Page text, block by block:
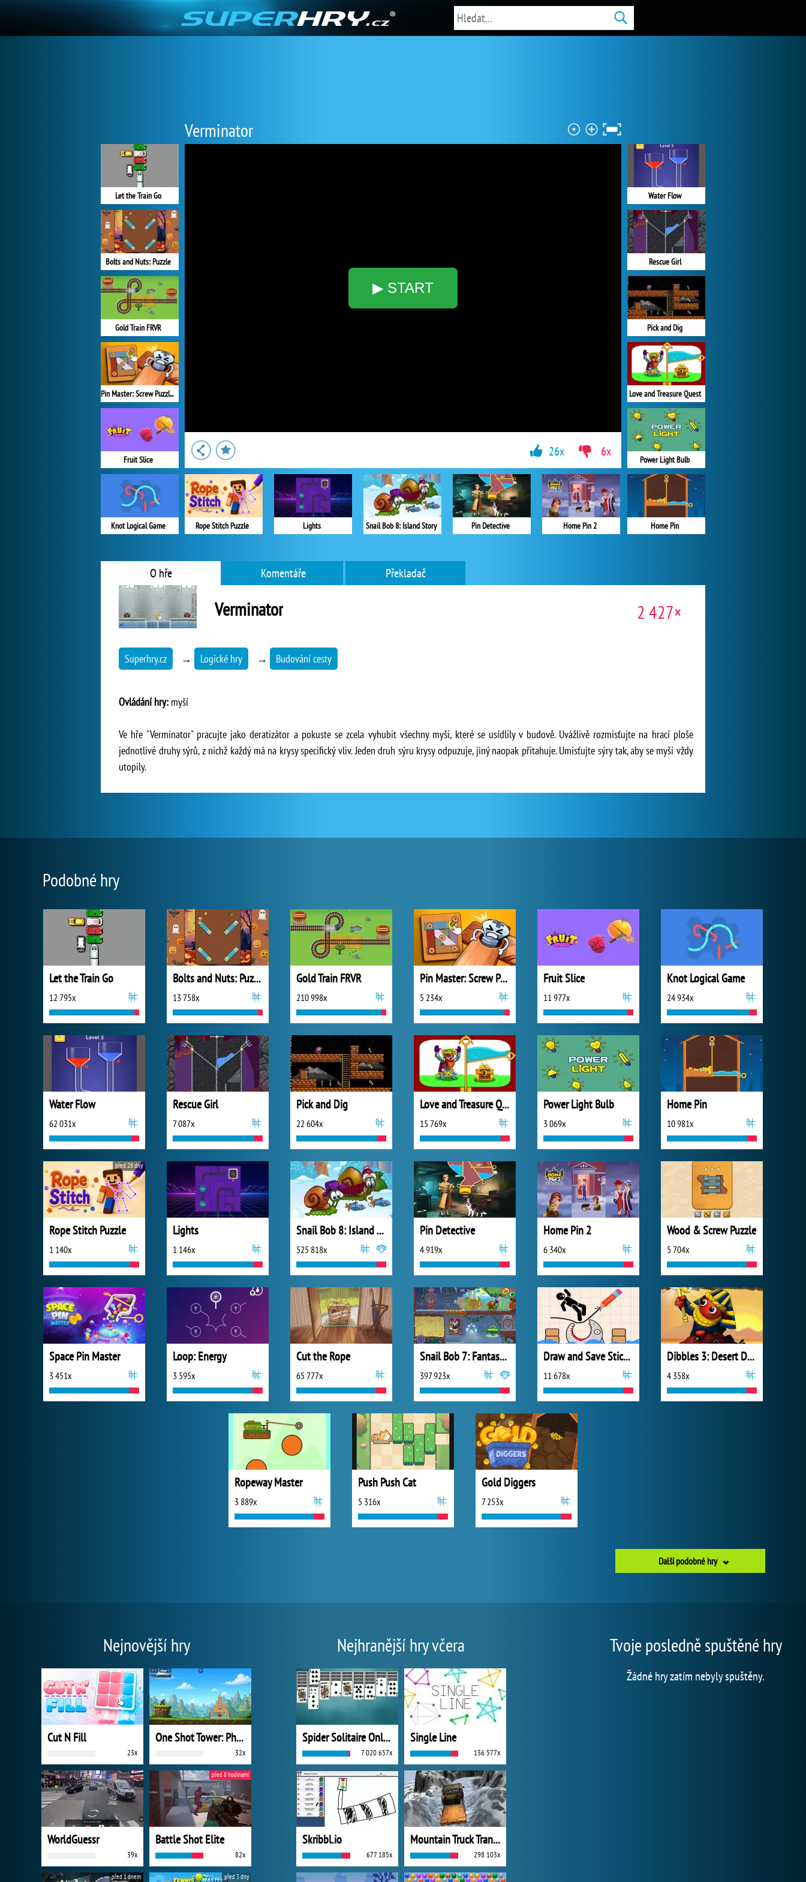
Verminator
▶ START
Let the Train Go
Bolts and Nuts: Puzzle
Gold Train FRVR
Pin Master: Screw Puzzle Quest
Fruit Slice
Knot Logical Game
Water Flow
Rescue Girl
Pick and Dig
Love and Treasure Quest
Power Light Bulb
Home Pin
Rope Stitch Puzzle Lights Snail Bob 8: Island Story Pin Detective Home Pin 2
26x 6x
O hře Komentáře Překladač
Verminator 2 427×
Superhry.cz → Logické hry → Budování cesty
Ovládání hry: myší
Ve hře "Verminator" pracujte jako deratizátor a pokuste se zcela vyhubit všechny myši, které se usídlily v budově. Uvážlivě rozmisťujte na hrací ploše
jednotlivé druhy sýrů, z nichž každý má na krysy specifický vliv. Jeden druh sýru krysy odpuzuje, jiný naopak přitahuje. Umisťujte sýry tak, aby se myši vždy
utopily.
Podobné hry
Let the Train Go
12 795x
Bolts and Nuts: Puzzle
13 758x
Gold Train FRVR
210 998x
Pin Master: Screw Puzzle Quest
5 234x
Fruit Slice
11 977x
Knot Logical Game
24 934x
Water Flow
62 031x
Rescue Girl
7 087x
Pick and Dig
22 604x
Love and Treasure Quest
15 769x
Power Light Bulb
3 069x
Home Pin
10 981x
Rope Stitch Puzzle
1 140x
před 28 dny
Lights
1 146x
Snail Bob 8: Island Story
525 818x
Pin Detective
4 919x
Home Pin 2
6 340x
Wood & Screw Puzzle
5 704x
Space Pin Master
3 451x
Loop: Energy
3 595x
Cut the Rope
65 777x
Snail Bob 7: Fantasy Story
397 923x
Draw and Save Stickman
11 678x
Dibbles 3: Desert Despair
4 358x
Ropeway Master
3 889x
Push Push Cat
5 316x
Gold Diggers
7 253x
Další podobné hry
Nejnovější hry
Cut N Fill
23x
One Shot Tower: Physics Destroyer
32x
WorldGuessr
39x
Battle Shot Elite
82x
před 8 hodinami
před 1 dnem před 3 dny
Nejhranější hry včera
Spider Solitaire Online
7 020 657x
Single Line
136 577x
Skribbl.io
677 185x
Mountain Truck Transport
298 103x
Tvoje posledně spuštěné hry
Žádné hry zatím nebyly spuštěny.